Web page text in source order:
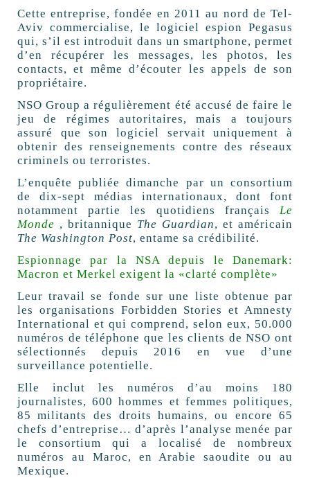
Cette entreprise, fondée en 2011 au nord de Tel-
Aviv commercialise, le logiciel espion Pegasus
qui, s’il est introduit dans un smartphone, permet
d’en récupérer les messages, les photos, les
contacts, et même d’écouter les appels de son
propriétaire.
NSO Group a régulièrement été accusé de faire le
jeu de régimes autoritaires, mais a toujours
assuré que son logiciel servait uniquement à
obtenir des renseignements contre des réseaux
criminels ou terroristes.
L’enquête publiée dimanche par un consortium
de dix-sept médias internationaux, dont font
notamment partie les quotidiens français Le
Monde , britannique The Guardian, et américain
The Washington Post, entame sa crédibilité.
Espionnage par la NSA depuis le Danemark:
Macron et Merkel exigent la «clarté complète»
Leur travail se fonde sur une liste obtenue par
les organisations Forbidden Stories et Amnesty
International et qui comprend, selon eux, 50.000
numéros de téléphone que les clients de NSO ont
sélectionnés depuis 2016 en vue d’une
surveillance potentielle.
Elle inclut les numéros d’au moins 180
journalistes, 600 hommes et femmes politiques,
85 militants des droits humains, ou encore 65
chefs d’entreprise… d’après l’analyse menée par
le consortium qui a localisé de nombreux
numéros au Maroc, en Arabie saoudite ou au
Mexique.